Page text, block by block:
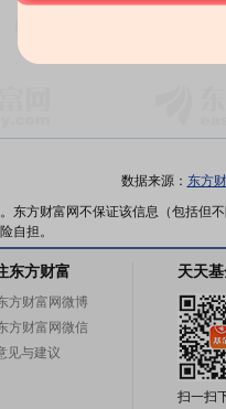
数据来源： 东方
东方财富网不保证该信息（包括
自担。